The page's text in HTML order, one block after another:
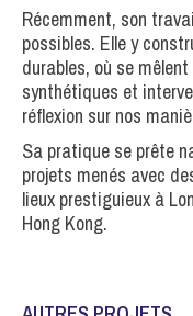
Récemment, son
possibles. Elle y
durables, où se
synthétiques et
réflexion sur nos
Sa pratique se prête
projets menés avec
lieux prestiguieux à
Hong Kong.